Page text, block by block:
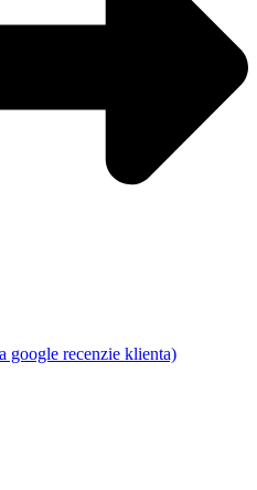
google recenzie klienta)